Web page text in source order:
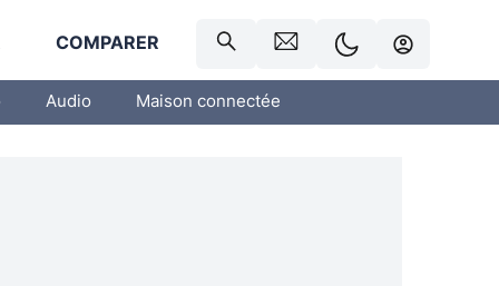
COMPARER
Audio Maison connectée